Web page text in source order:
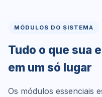
MÓDULOS DO SISTEMA
Tudo o que sua
em um só lugar
Os módulos essenciais